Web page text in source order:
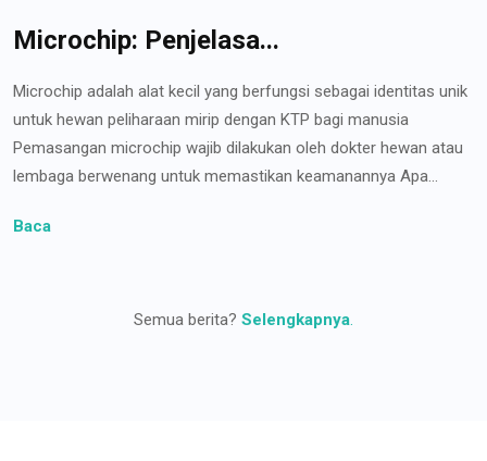
Microchip: Penjelasa...
Microchip adalah alat kecil yang berfungsi sebagai identitas unik
untuk hewan peliharaan mirip dengan KTP bagi manusia
Pemasangan microchip wajib dilakukan oleh dokter hewan atau
lembaga berwenang untuk memastikan keamanannya Apa...
Baca
Semua berita? Selengkapnya